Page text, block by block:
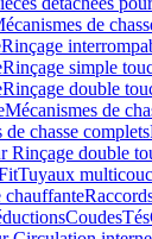
de
Rinçage
Rinçage simple
Rinçage double
Mécanismes de
chasse complets
Rinçage double
Tuyaux
chauffante
CoudesTés